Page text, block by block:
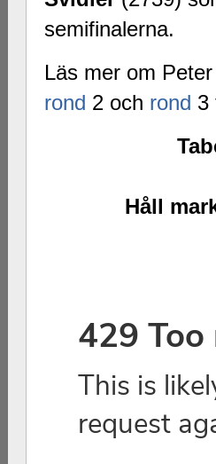
semifinalerna.
Läs mer om
rond 2 och rond 3
Håll